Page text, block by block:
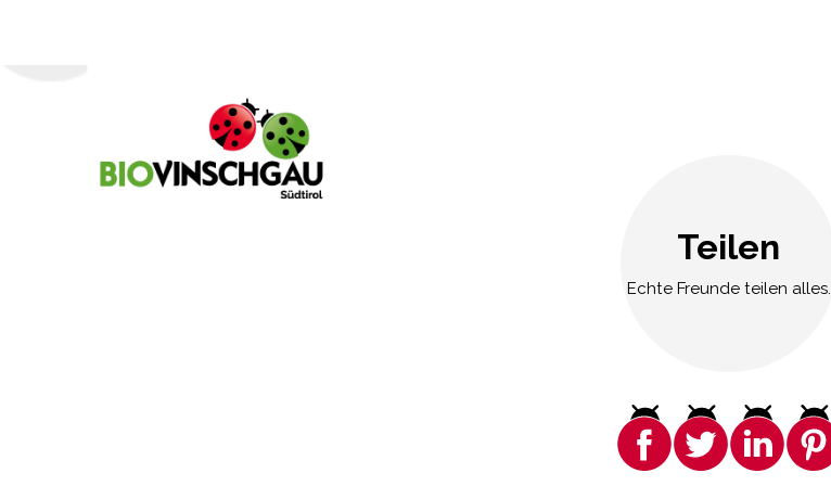
Teilen
Echte Freunde teilen alles.